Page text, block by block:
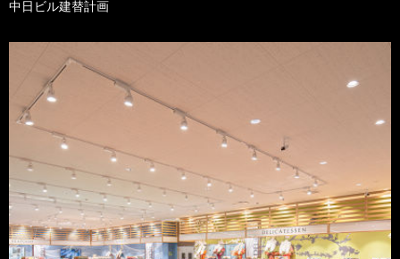
中日ビル建替計画